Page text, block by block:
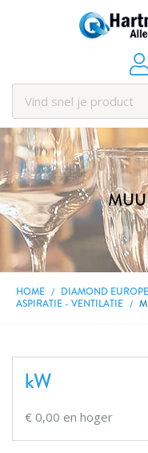
HOME
DIAMOND
ASPIRATIE - VENTILATIE
kW
€ 0,00 en hoger